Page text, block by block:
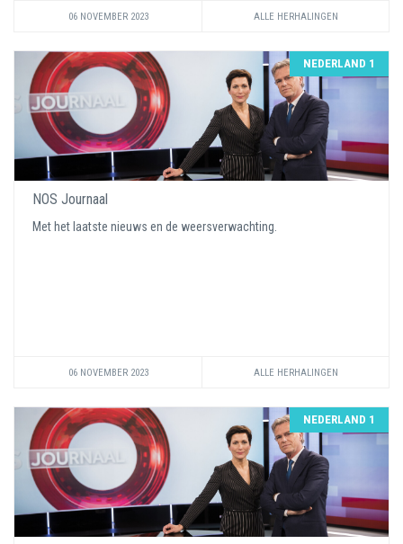
06 NOVEMBER 2023 ALLE HERHALINGEN
NEDERLAND 1
NOS Journaal
Met het laatste nieuws en de weersverwachting.
06 NOVEMBER 2023 ALLE HERHALINGEN
NEDERLAND 1